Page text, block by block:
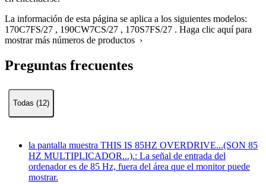
La información de esta página se aplica a los siguientes modelos:
170C7FS/27 , 190CW7CS/27 , 170S7FS/27 . Haga clic aquí para
mostrar más números de productos ›
Preguntas frecuentes
Todas (12)
la pantalla muestra THIS IS 85HZ OVERDRIVE...(SON 85
HZ MULTIPLICADOR...).: La señal de entrada del
ordenador es de 85 Hz, fuera del área que el monitor puede
mostrar.